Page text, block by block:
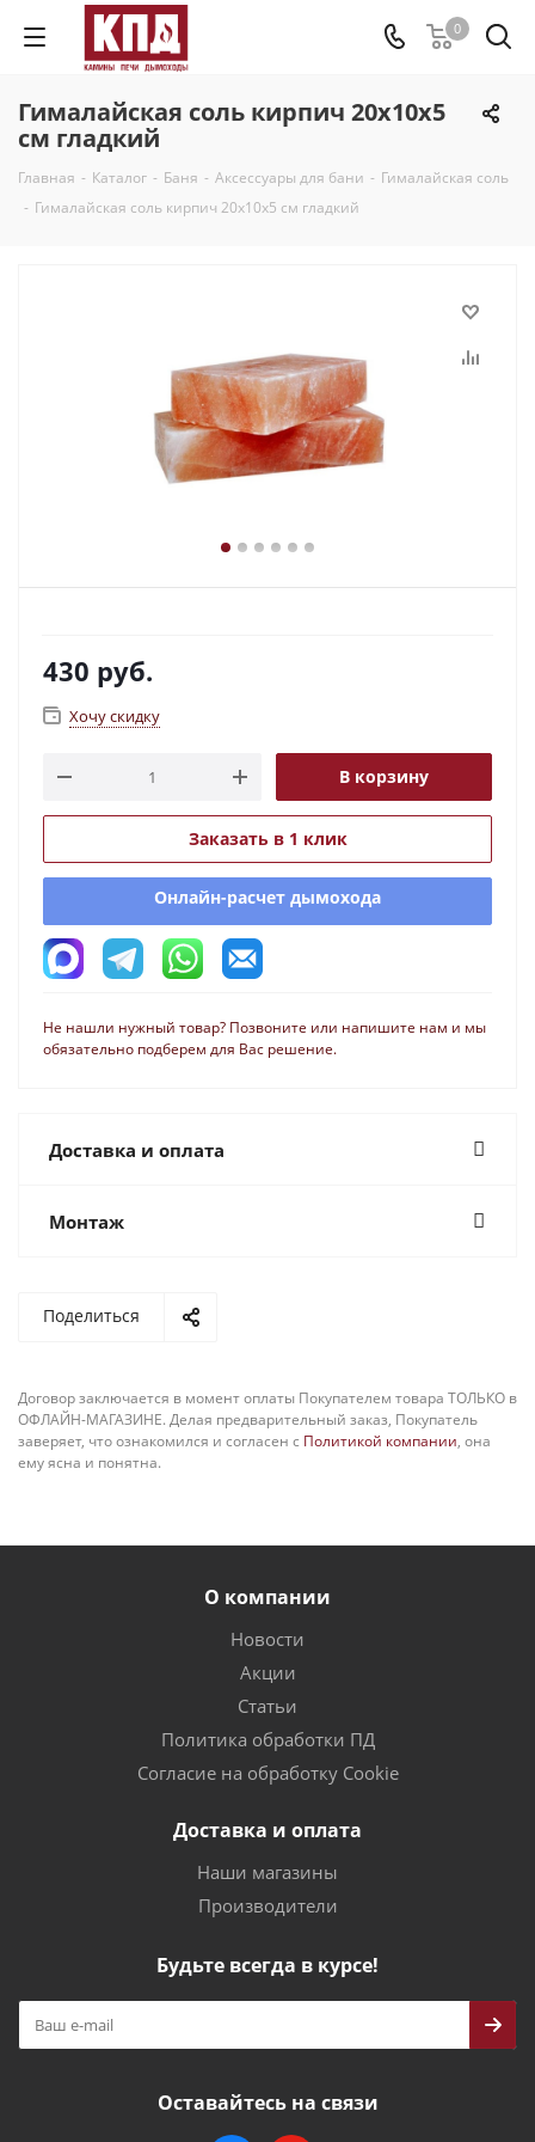
0
Гималайская соль кирпич 20х10х5
см гладкий
Главная - Каталог - Баня - Аксессуары для бани - Гималайская соль
- Гималайская соль кирпич 20х10х5 см гладкий
430 руб.
Хочу скидку
В корзину
Заказать в 1 клик
Онлайн-расчет дымохода
Не нашли нужный товар? Позвоните или напишите нам и мы
обязательно подберем для Вас решение.
Доставка и оплата
Монтаж
Поделиться
Договор заключается в момент оплаты Покупателем товара ТОЛЬКО в
ОФЛАЙН-МАГАЗИНЕ. Делая предварительный заказ, Покупатель
заверяет, что ознакомился и согласен с Политикой компании, она
ему ясна и понятна.
О компании
Новости
Акции
Статьи
Политика обработки ПД
Согласие на обработку Cookie
Доставка и оплата
Наши магазины
Производители
Будьте всегда в курсе!
Оставайтесь на связи